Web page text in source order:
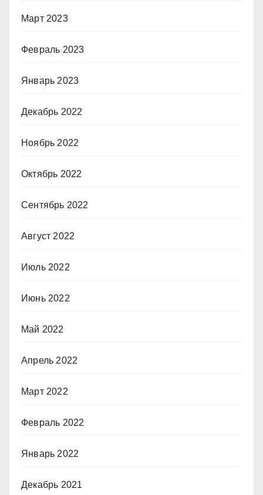
Март 2023
Февраль 2023
Январь 2023
Декабрь 2022
Ноябрь 2022
Октябрь 2022
Сентябрь 2022
Август 2022
Июль 2022
Июнь 2022
Май 2022
Апрель 2022
Март 2022
Февраль 2022
Январь 2022
Декабрь 2021